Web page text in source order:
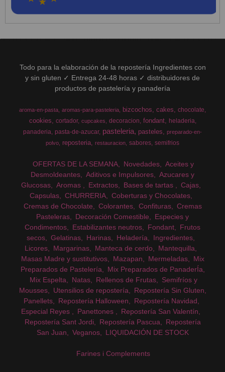
Todo para la elaboración de la repostería Ingredientes con
y sin gluten ✓ Entrega 24-48 horas ✓ distribuidores de
productos de pastelería y panadería
aroma-en-pasta aromas-para-pasteleria bizcochos cakes chocolate
cookies cortador cupcakes decoracion fondant
heladeria
panaderia pasta-de-azucar pasteleria pasteles
preparado-en-
polvo
reposteria restauracion sabores semifrios
OFERTAS DE LA SEMANA Novedades
Aceites y
Desmoldeantes
Aditivos e Impulsores
Azucares y
Glucosas
Aromas Extractos Bases de tartas
Cajas
Capsulas
CHURRERIA
Coberturas y Chocolates
Cremas de Chocolate
Colorantes Confituras
Cremas
Pasteleras
Decoración Comestible
Especies y
Condimentos
Estabilizantes neutros Fondant
Frutos
secos
Gelatinas Harinas Heladería
Ingredientes
Licores
Margarinas Manteca de cerdo
Mantequilla
Masas Madre y sustitutivos
Mazapan Mermeladas
Mix
Preparados de Pastelería
Mix Preparados de PanaderÍa
Mix Espelta
Natas Rellenos de Frutas
Semifríos y
Mousses
Utensilios de repostería
Repostería Sin Gluten
Panellets
Repostería Halloween
Repostería Navidad
Especial Reyes
Panettones
Repostería San Valentín
Repostería Sant Jordi
Repostería Pascua
Repostería
San Juan
Veganos LIQUIDACIÓN DE STOCK
Farines i Complements